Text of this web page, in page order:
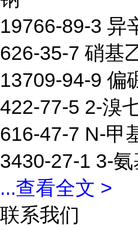
19766-89-3 异
626-35-7 硝基
13709-94-9 偏
422-77-5 2-溴
616-47-7 N-甲
3430-27-1 3-
...查看全文 >
联系我们